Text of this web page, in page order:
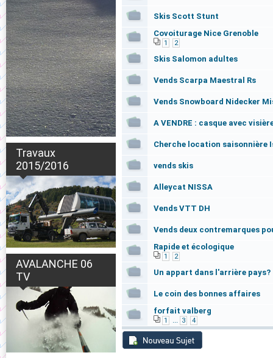
Travaux
2015/2016
AVALANCHE 06
TV
Skis Scott Stunt
Covoiturage Nice Grenoble
1 2
Skis Salomon adultes
Vends Scarpa Maestral Rs
Vends Snowboard Nidecker
A VENDRE : casque avec
Cherche location saisonnière
vends skis
Alleycat NISSA
Vends VTT DH
Vends deux contremarques
Rapide et écologique
1 2
Un appart dans l'arrière pays?
Le coin des bonnes affaires
forfait valberg
1 ... 3 4